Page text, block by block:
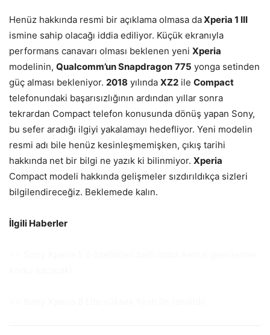
Henüz hakkında resmi bir açıklama olmasa daXperia 1 III
ismine sahip olacağı iddia ediliyor. Küçük ekranıyla
performans canavarı olması beklenen yeni Xperia
modelinin, Qualcomm’un Snapdragon 775 yonga setinden
güç alması bekleniyor. 2018 yılında XZ2 ile Compact
telefonundaki başarısızlığının ardından yıllar sonra
tekrardan Compact telefon konusunda dönüş yapan Sony,
bu sefer aradığı ilgiyi yakalamayı hedefliyor. Yeni modelin
resmi adı bile henüz kesinleşmemişken, çıkış tarihi
hakkında net bir bilgi ne yazık ki bilinmiyor. Xperia
Compact modeli hakkında gelişmeler sızdırıldıkça sizleri
bilgilendireceğiz. Beklemede kalın.
İlgili Haberler